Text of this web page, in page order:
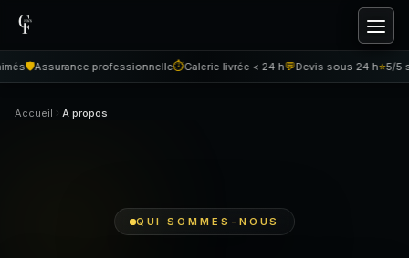
Aller au contenu
🛡️Assurance professionnelle⏱Galerie livrée < 24 h💬 Devis sous 24 h⭐5/5 sur
Accueil À propos
QUI SOMMES-NOUS